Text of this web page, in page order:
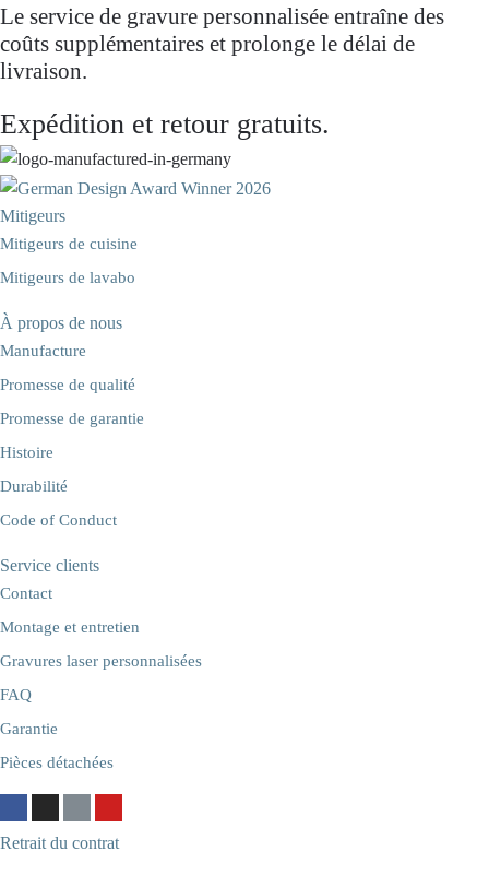
Le service de gravure personnalisée entraîne des
coûts supplémentaires et prolonge le délai de
livraison.
Expédition et retour gratuits.
Mitigeurs
Mitigeurs de cuisine
Mitigeurs de lavabo
À propos de nous
Manufacture
Promesse de qualité
Promesse de garantie
Histoire
Durabilité
Code of Conduct
Service clients
Contact
Montage et entretien
Gravures laser personnalisées
FAQ
Garantie
Pièces détachées
Retrait du contrat